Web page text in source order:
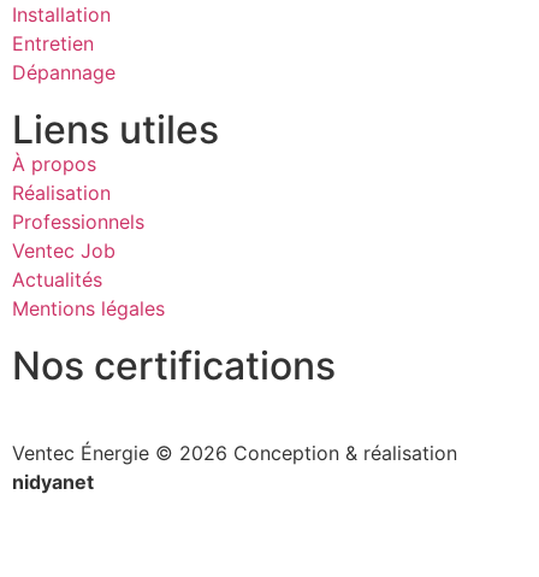
Installation
Entretien
Dépannage
Liens utiles
À propos
Réalisation
Professionnels
Ventec Job
Actualités
Mentions légales
Nos certifications
Ventec Énergie © 2026 Conception & réalisation
nidyanet